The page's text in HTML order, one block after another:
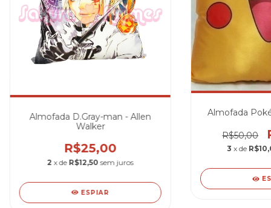
Almofada D.Gray-man - Allen
Walker
R$25,00
2 x de R$12,50 sem juros
ESPIAR
Almofada
R$50,00
3 x de